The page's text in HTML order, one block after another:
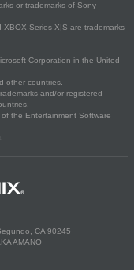
or trademarks of Sony
Series X|S are trademarks
Corporation in the United
other countries.
and/or registered
the Entertainment Software
CA 90245
AMANO